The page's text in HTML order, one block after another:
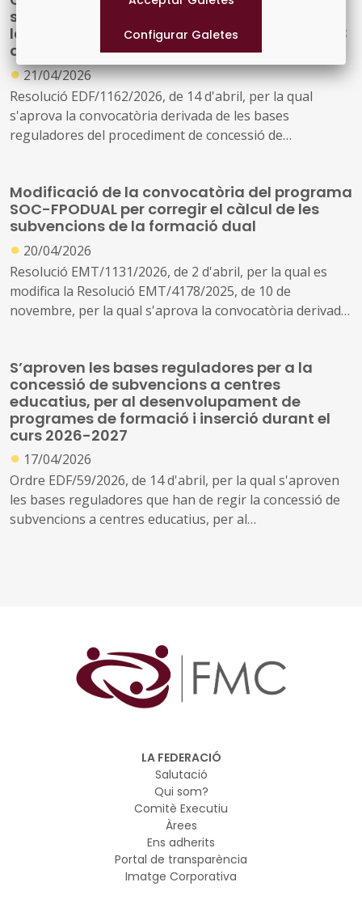
música i arts visuals en l'àmbit de l'ensenyament reglat
per al període 2026-2027 (ref. BDNS 918352)
subvencions als ens locals de Catalunya per
la creació de noves places públiques de 0 a 3
anys
●21/04/2026
Resolució EDF/1162/2026, de 14 d'abril, per la qual
s'aprova la convocatòria derivada de les bases
reguladores del procediment de concessió de
funcionament de les noves places del primer cicle
d'educació infantil en centres públics de Catalunya,
creades entre l'1 de gener de 2021 i el 21 d'abril de 2026,
en el marc del Pla de recuperació, transformació i
resiliència, finançat per la Unió Europea-Next
Generation EU
Modificació de la convocatòria del programa
SOC-FPODUAL per corregir el càlcul de les
subvencions de la formació dual
● 20/04/2026
Resolució EMT/1131/2026, de 2 d'abril, per la qual es
modifica la Resolució EMT/4178/2025, de 10 de
novembre, per la qual s'aprova la convocatòria derivada
Ocupacional Dual (SOC-FPODUAL) (ref. BDNS 868065)
S’aproven les bases reguladores per a la
concessió de subvencions a centres
educatius, per al desenvolupament de
programes de formació i inserció durant el
curs 2026-2027
● 17/04/2026
Ordre EDF/59/2026, de 14 d'abril, per la qual s'aproven
les bases reguladores que han de regir la concessió de
subvencions a centres educatius, per al
LA FEDERACIÓ
Salutació
Qui som?
Comitè Executiu
Àrees
Ens adherits
Portal de transparència
Imatge Corporativa